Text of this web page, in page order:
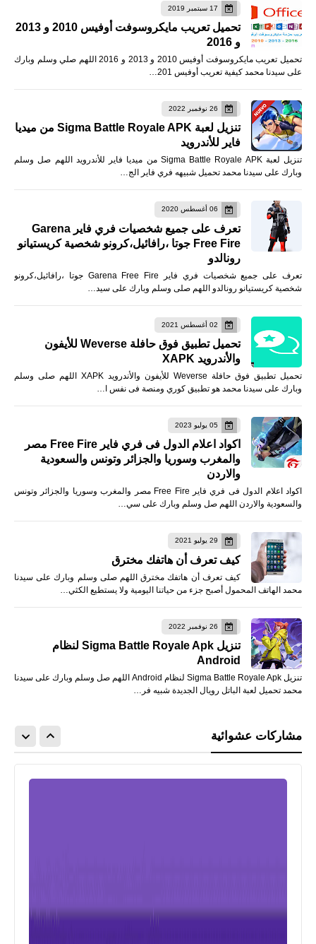
17 سبتمبر 2019
تحميل تعريب مايكروسوفت أوفيس 2010 و 2013
و 2016
تحميل تعريب مايكروسوفت أوفيس 2010 و 2013 و 2016 اللهم صلي وسلم وبارك
على سيدنا محمد كيفية تعريب أوفيس 201…
26 نوفمبر 2022
تنزيل لعبة Sigma Battle Royale APK من ميديا
فاير للأندرويد
تنزيل لعبة Sigma Battle Royale APK من ميديا فاير للأندرويد اللهم صل وسلم
وبارك على سيدنا محمد تحميل شبيهه فري فاير الج…
06 أغسطس 2020
تعرف على جميع شخصيات فري فاير Garena
Free Fire جوتا ،رافائيل،كرونو شخصية كريستيانو
رونالدو
تعرف على جميع شخصيات فري فاير Garena Free Fire جوتا ،رافائيل،كرونو
شخصية كريستيانو رونالدو اللهم صلى وسلم وبارك على سيد…
02 أغسطس 2021
تحميل تطبيق فوق حافلة Weverse للأيفون
والأندرويد XAPK
تحميل تطبيق فوق حافلة Weverse للأيفون والأندرويد XAPK اللهم صلى وسلم
وبارك على سيدنا محمد هو تطبيق كوري ومنصة فى نفس ا…
05 يوليو 2023
اكواد اعلام الدول فى فري فاير Free Fire مصر
والمغرب وسوريا والجزائر وتونس والسعودية
والاردن
اكواد اعلام الدول فى فري فاير Free Fire مصر والمغرب وسوريا والجزائر وتونس
والسعودية والاردن اللهم صل وسلم وبارك على سي…
29 يوليو 2021
كيف تعرف أن هاتفك مخترق
كيف تعرف أن هاتفك مخترق اللهم صلى وسلم وبارك على سيدنا
محمد الهاتف المحمول أصبح جزء من حياتنا اليومية ولا يستطيع الكثي…
26 نوفمبر 2022
تنزيل Sigma Battle Royale Apk لنظام
Android
تنزيل Sigma Battle Royale Apk لنظام Android اللهم صل وسلم وبارك على سيدنا
محمد تحميل لعبة الباتل رويال الجديدة شبيه فر…
مشاركات عشوائية